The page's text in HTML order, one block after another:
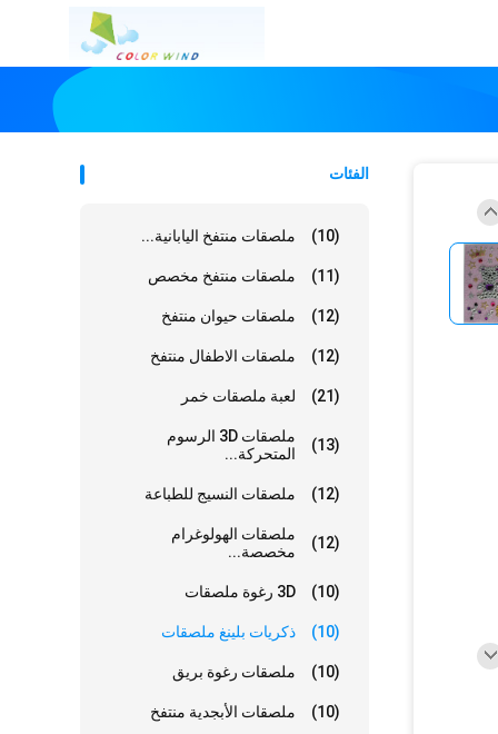
الفئات
ملصقات منتفخ اليابانية... (10)
ملصقات منتفخ مخصص (11)
ملصقات حيوان منتفخ (12)
ملصقات الاطفال منتفخ (12)
لعبة ملصقات خمر (21)
ملصقات 3D الرسوم
المتحركة...
(13)
ملصقات النسيج للطباعة (12)
ملصقات الهولوغرام
مخصصة...
(12)
3D رغوة ملصقات (10)
ذكريات بلينغ ملصقات (10)
ملصقات رغوة بريق (10)
ملصقات الأبجدية منتفخ (10)